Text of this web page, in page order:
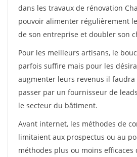
dans les travaux de rénovation
pouvoir alimenter régulièrement
de son entreprise et doubler son
Pour les meilleurs artisans, le
parfois suffire mais pour les
augmenter leurs revenus il
passer par un fournisseur de
le secteur du bâtiment.
Avant internet, les méthodes de
limitaient aux prospectus ou au
méthodes plus ou moins